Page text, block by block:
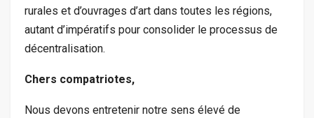
rurales et d’ouvrages d’art dans toutes les régions,
autant d’impératifs pour consolider le processus de
décentralisation.
Chers compatriotes,
Nous devons entretenir notre sens élevé de